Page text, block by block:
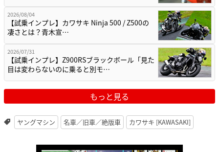
2026/08/04
【試乗インプレ】カワサキ Ninja 500 / Z500の
凄さとは？青木宣…
2026/07/31
【試乗インプレ】Z900RSブラックボール「見た
目は変わらないのに乗ると別モ…
もっと見る
ヤングマシン 名車／旧車／絶版車 カワサキ [KAWASAKI]